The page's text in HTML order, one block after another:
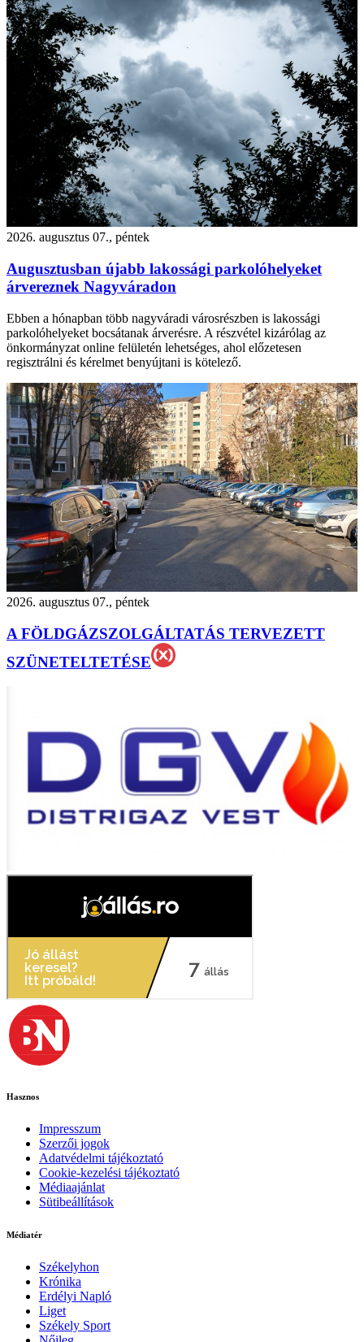
2026. augusztus 07., péntek
Augusztusban újabb lakossági parkolóhelyeket
árvereznek Nagyváradon
Ebben a hónapban több nagyváradi városrészben is lakossági
parkolóhelyeket bocsátanak árverésre. A részvétel kizárólag az
önkormányzat online felületén lehetséges, ahol előzetesen
regisztrálni és kérelmet benyújtani is kötelező.
2026. augusztus 07., péntek
A FÖLDGÁZSZOLGÁLTATÁS TERVEZETT
SZÜNETELTETÉSE
Hasznos
Impresszum
Szerzői jogok
Adatvédelmi tájékoztató
Cookie-kezelési tájékoztató
Médiaajánlat
Sütibeállítások
Médiatér
Székelyhon
Krónika
Erdélyi Napló
Liget
Székely Sport